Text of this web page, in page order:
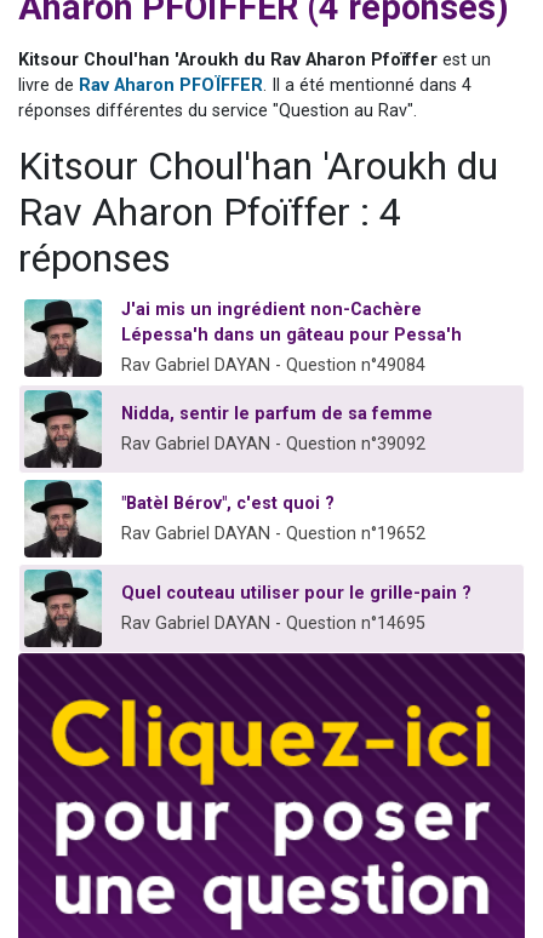
Nouvelle émission radio : Visions de grandeur n°104 : Le Chabbath et le Birkat Hamazone à travers le temps
61 personnes viennent de demander une bénédiction
Ariel vient de donner son Maasser
Eva vient de donner son Maasser
Kitsour Choul'han 'Aroukh du Rav Aharon Pfoïffer est un
livre de Rav Aharon PFOÏFFER. Il a été mentionné dans 4
réponses différentes du service "Question au Rav".
Kitsour Choul'han 'Aroukh du
Rav Aharon Pfoïffer : 4
réponses
J'ai mis un ingrédient non-Cachère
Lépessa'h dans un gâteau pour Pessa'h
Rav Gabriel DAYAN - Question n°49084
Nidda, sentir le parfum de sa femme
Rav Gabriel DAYAN - Question n°39092
"Batèl Bérov", c'est quoi ?
Rav Gabriel DAYAN - Question n°19652
Quel couteau utiliser pour le grille-pain ?
Rav Gabriel DAYAN - Question n°14695